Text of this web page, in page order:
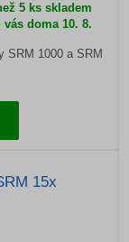
5 ks skladem
vás doma10. 8.
SRM 1000 a SRM
15x